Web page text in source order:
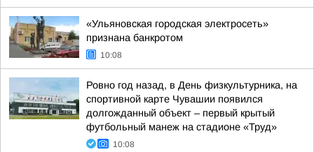
«Ульяновская городская электросеть»
признана банкротом
10:08
Ровно год назад, в День физкультурника, на
спортивной карте Чувашии появился
долгожданный объект – первый крытый
футбольный манеж на стадионе «Труд»
10:08